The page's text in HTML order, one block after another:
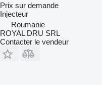
Prix sur demande
Injecteur
Roumanie
ROYAL DRU SRL
Contacter le vendeur